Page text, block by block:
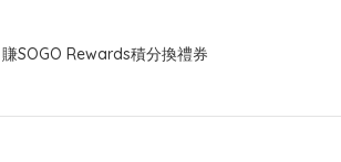
賺SOGO Rewards積分換禮券